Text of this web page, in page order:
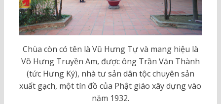
Chùa còn có tên là Vũ Hưng Tự và mang hiệu là
Võ Hưng Truyền Am, được ông Trần Văn Thành
(tức Hưng Ký), nhà tư sản dân tộc chuyên sản
xuất gạch, một tín đồ của Phật giáo xây dựng vào
năm 1932.